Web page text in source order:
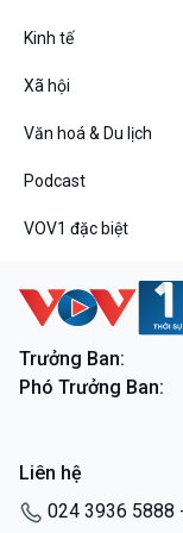
VOV1 đặc biệt
Chân dung cuộc
Các chương trình
Kinh tế
Xã hội
Văn hoá & Du lịch
Podcast
VOV1 đặc biệt
Trưởng Ban:
Phó Trưởng Ban:
Liên hệ
024 3936 5888